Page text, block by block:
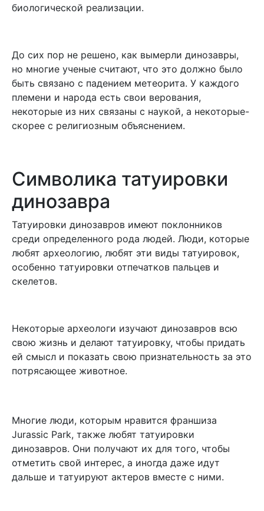
биологической реализации.
До сих пор не решено, как вымерли динозавры,
но многие ученые считают, что это должно было
быть связано с падением метеорита. У каждого
племени и народа есть свои верования,
некоторые из них связаны с наукой, а некоторые-
скорее с религиозным объяснением.
Символика татуировки
динозавра
Татуировки динозавров имеют поклонников
среди определенного рода людей. Люди, которые
любят археологию, любят эти виды татуировок,
особенно татуировки отпечатков пальцев и
скелетов.
Некоторые археологи изучают динозавров всю
свою жизнь и делают татуировку, чтобы придать
ей смысл и показать свою признательность за это
потрясающее животное.
Многие люди, которым нравится франшиза
Jurassic Park, также любят татуировки
динозавров. Они получают их для того, чтобы
отметить свой интерес, а иногда даже идут
дальше и татуируют актеров вместе с ними.